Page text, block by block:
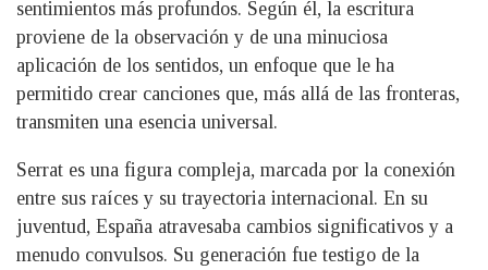
sentimientos más profundos. Según él, la escritura
proviene de la observación y de una minuciosa
aplicación de los sentidos, un enfoque que le ha
permitido crear canciones que, más allá de las fronteras,
transmiten una esencia universal.
Serrat es una figura compleja, marcada por la conexión
entre sus raíces y su trayectoria internacional. En su
juventud, España atravesaba cambios significativos y a
menudo convulsos. Su generación fue testigo de la